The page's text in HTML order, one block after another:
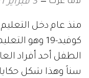
3 فبراير 2021
منذ عام دخل
كوفيد-19
الطفل أحد أفراد
سناً وهذا شكل